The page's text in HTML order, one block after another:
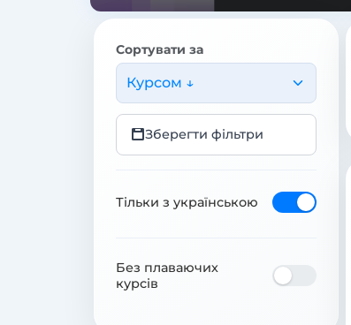
Сортувати за
Курсом ↓
Зберегти фільтри
Тільки з українською
Без плаваючих
курсів